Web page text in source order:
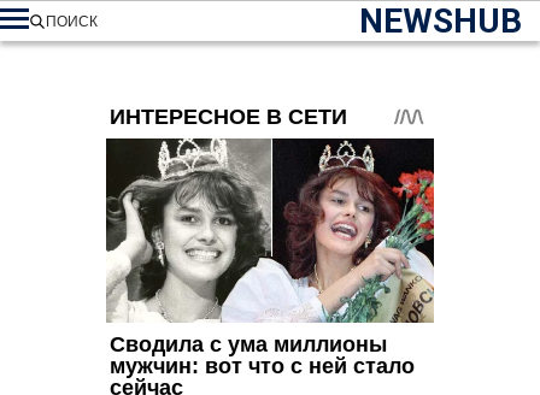
NEWSHUB
ПОИСК